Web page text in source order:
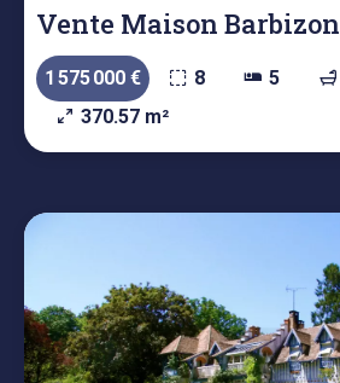
Vente Maison Barbizon
1 575 000 € 8 5
370.57 m²